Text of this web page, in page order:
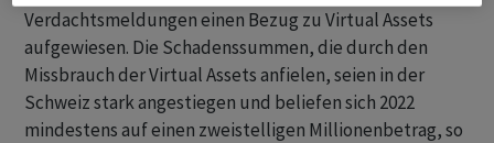
Verdachtsmeldungen einen Bezug zu Virtual Assets
aufgewiesen. Die Schadenssummen, die durch den
Missbrauch der Virtual Assets anfielen, seien in der
Schweiz stark angestiegen und beliefen sich 2022
mindestens auf einen zweistelligen Millionenbetrag, so